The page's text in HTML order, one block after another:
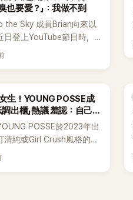
也要愛？」：我做不到
the Sky 成員Brian向來以
登上YouTube節目時，
姻觀，直言無法理解「連
生！YOUNG POSSE成
調出櫃」熱議 羞認：自己
POSSE於2023年出
清純或Girl Crush風格的女
濃厚的Hip-Hop元素、自